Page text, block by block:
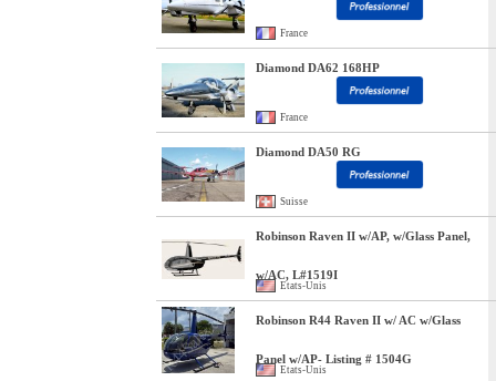
France
Diamond DA62 168HP
France
Diamond DA50 RG
Suisse
Robinson Raven II w/AP, w/Glass Panel,
w/AC, L#1519I
Etats-Unis
Robinson R44 Raven II w/ AC w/Glass
Panel w/AP- Listing # 1504G
Etats-Unis